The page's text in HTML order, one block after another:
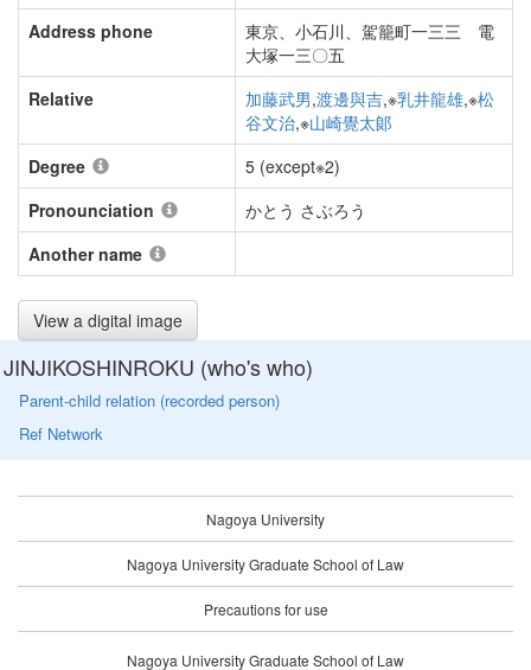
Address phone
東京、小石川、駕籠町一三三 電
大塚一三〇五
Relative
加藤武男,渡邊與吉,※乳井龍雄,※松
谷文治,※山崎覺太郞
Degree
5 (except※2)
Pronounciation
かとう さぶろう
Another name
View a digital image
JINJIKOSHINROKU (who's who)
Parent-child relation (recorded person)
Ref Network
Nagoya University
Nagoya University Graduate School of Law
Precautions for use
Nagoya University Graduate School of Law